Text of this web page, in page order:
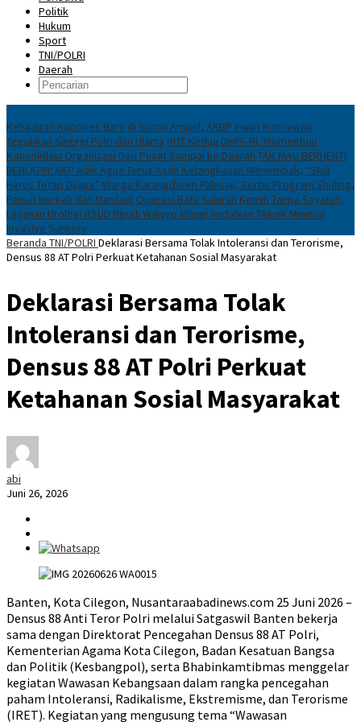
Politik
Hukum
Sport
TNI/POLRI
Daerah
Kehadiran Kapolres Baru di Sunan Ampel, AKBP Irwan Kurniawan
Teguhkan Sinergi Polri dan Ulama HUT Kedua DePA-RI, Momentum
Konsolidasi Organisasi Dari Pusat Sampai ke Daerah TAK MAU BERHENTI
BERLATIH: AKP Adik Agus Terus Asah Ketangkasan Menembak, “Skill
Harus Tetap Dijaga” Warga Karangduren Pakisaji, Serbu Program Shuling,
Penuh berkah dan Manfaat Operasi Batu Saluran Kemih Tanpa Sayatan,
Layanan Urologi RSUD Ngudi Waluyo Wlingi Andalkan Teknik Minimal
Invasive Surgery
Beranda TNI/POLRI Deklarasi Bersama Tolak Intoleransi dan Terorisme,
Densus 88 AT Polri Perkuat Ketahanan Sosial Masyarakat
Deklarasi Bersama Tolak
Intoleransi dan Terorisme,
Densus 88 AT Polri Perkuat
Ketahanan Sosial Masyarakat
abi
Juni 26, 2026
Banten, Kota Cilegon, Nusantaraabadinews.com 25 Juni 2026 –
Densus 88 Anti Teror Polri melalui Satgaswil Banten bekerja
sama dengan Direktorat Pencegahan Densus 88 AT Polri,
Kementerian Agama Kota Cilegon, Badan Kesatuan Bangsa
dan Politik (Kesbangpol), serta Bhabinkamtibmas menggelar
kegiatan Wawasan Kebangsaan dalam rangka pencegahan
paham Intoleransi, Radikalisme, Ekstremisme, dan Terorisme
(IRET). Kegiatan yang mengusung tema “Wawasan